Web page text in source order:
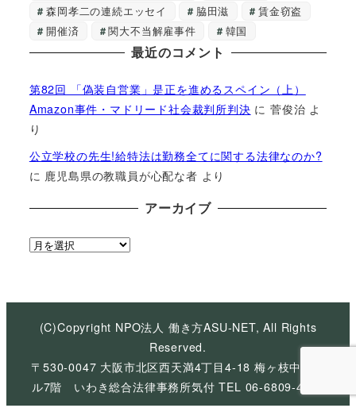
森岡孝二の連続エッセイ
脇田滋
賃金窃盗
開催済
関大不当解雇事件 韓国
最近のコメント
第82回 「偽装自営業」是正を進めるスペイン（上）
Amazon事件・マドリード社会裁判所判決 に菅俊治 よ
り
公立学校の先生!給特法は勤務全てに関する法律なのか?
に 鹿児島県の教職員が心配な者 より
アーカイブ
ア
イ
(C)Copyright NPO法人 働き方ASU-NET, All Rights
Reserved.
〒530-0047 大阪市北区西天満4丁目4-18 梅ヶ枝中央ビ
ル7階 いわき総合法律事務所気付 TEL 06-6809-4926